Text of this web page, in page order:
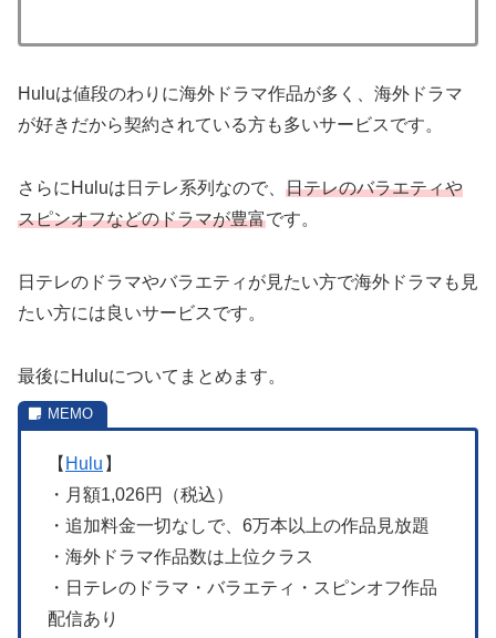
Huluは値段のわりに海外ドラマ作品が多く、海外ドラマ
が好きだから契約されている方も多いサービスです。
さらにHuluは日テレ系列なので、 日テレのバラエティや
スピンオフなどのドラマが豊富です。
日テレのドラマやバラエティが見たい方で海外ドラマも見
たい方には良いサービスです。
最後にHuluについてまとめます。
【 Hulu 】
・月額1,026円（税込）
・追加料金一切なしで、6万本以上の作品見放題
・海外ドラマ作品数は上位クラス
・日テレのドラマ・バラエティ・スピンオフ作品
配信あり